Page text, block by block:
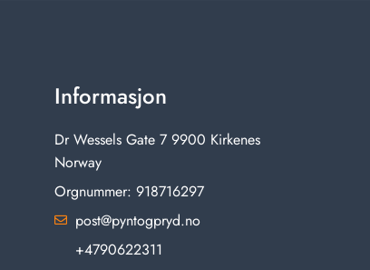
Informasjon
Dr Wessels Gate 7 9900 Kirkenes
Norway
Orgnummer: 918716297
post@pyntogpryd.no
+4790622311